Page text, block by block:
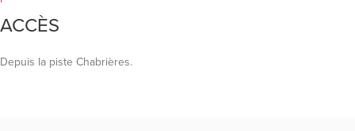
ACCÈS
Depuis la piste Chabrières.